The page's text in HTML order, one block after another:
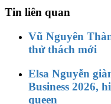
Tin liên quan
Vũ Nguyên
thử thách mới
Elsa Nguyễn
Business 2026,
queen